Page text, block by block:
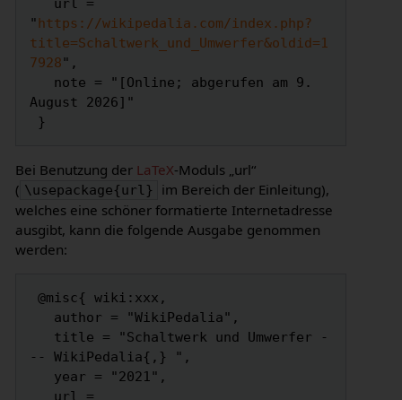
"https://wikipedalia.com/index.php?
title=Schaltwerk_und_Umwerfer&oldid=1
7928",
August 2026]"
Bei Benutzung der LaTeX-Moduls „url“
( \usepackage{url}
im Bereich der Einleitung),
welches eine schöner formatierte Internetadresse
ausgibt, kann die folgende Ausgabe genommen
werden:
@misc{ wiki:xxx,
-- WikiPedalia{,} ",